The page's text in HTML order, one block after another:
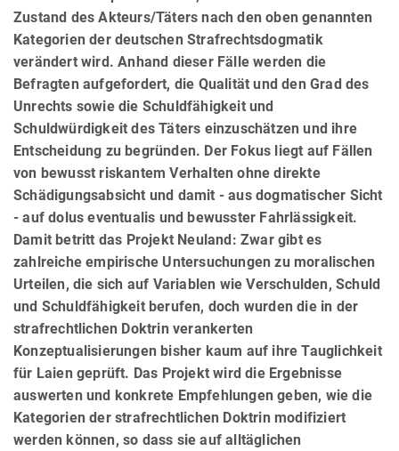
Zustand des Akteurs/Täters nach den oben genannten
Kategorien der deutschen Strafrechtsdogmatik
verändert wird. Anhand dieser Fälle werden die
Befragten aufgefordert, die Qualität und den Grad des
Unrechts sowie die Schuldfähigkeit und
Schuldwürdigkeit des Täters einzuschätzen und ihre
Entscheidung zu begründen. Der Fokus liegt auf Fällen
von bewusst riskantem Verhalten ohne direkte
Schädigungsabsicht und damit - aus dogmatischer Sicht
- auf dolus eventualis und bewusster Fahrlässigkeit.
Damit betritt das Projekt Neuland: Zwar gibt es
zahlreiche empirische Untersuchungen zu moralischen
Urteilen, die sich auf Variablen wie Verschulden, Schuld
und Schuldfähigkeit berufen, doch wurden die in der
strafrechtlichen Doktrin verankerten
Konzeptualisierungen bisher kaum auf ihre Tauglichkeit
für Laien geprüft. Das Projekt wird die Ergebnisse
auswerten und konkrete Empfehlungen geben, wie die
Kategorien der strafrechtlichen Doktrin modifiziert
werden können, so dass sie auf alltäglichen